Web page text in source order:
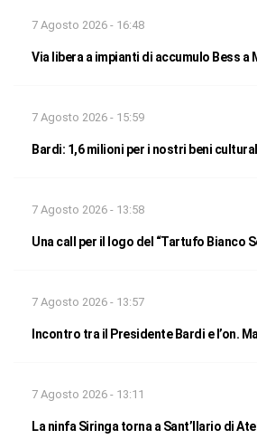
7 Agosto 2026 - 16:48
Via libera a impianti di accumulo Bess a
7 Agosto 2026 - 15:59
Bardi: 1,6 milioni per i nostri beni
7 Agosto 2026 - 13:58
Una call per il logo del “Tartufo Bianco
7 Agosto 2026 - 13:57
Incontro tra il Presidente Bardi e l’on.
7 Agosto 2026 - 13:11
La ninfa Siringa torna a Sant’Ilario di